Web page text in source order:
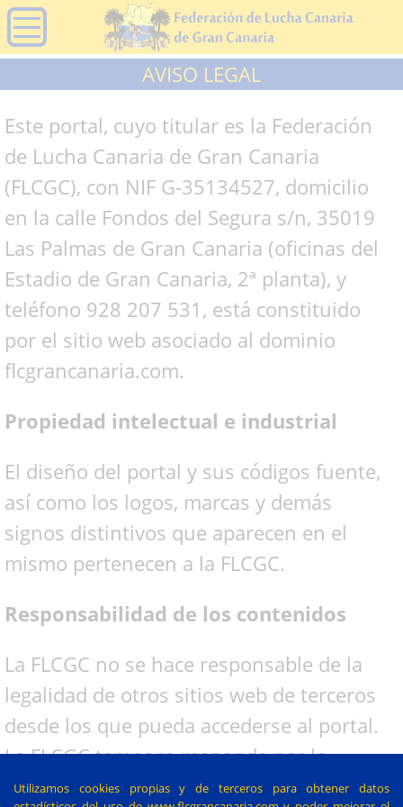
AVISO LEGAL
Este portal, cuyo titular es la Federación
de Lucha Canaria de Gran Canaria
(FLCGC), con NIF G-35134527, domicilio
en la calle Fondos del Segura s/n, 35019
Las Palmas de Gran Canaria (oficinas del
Estadio de Gran Canaria, 2ª planta), y
teléfono 928 207 531, está constituido
por el sitio web asociado al dominio
flcgrancanaria.com.
Propiedad intelectual e industrial
El diseño del portal y sus códigos fuente,
así como los logos, marcas y demás
signos distintivos que aparecen en el
mismo pertenecen a la FLCGC.
Responsabilidad de los contenidos
La FLCGC no se hace responsable de la
legalidad de otros sitios web de terceros
desde los que pueda accederse al portal.
La FLCGC tampoco responde por la
legalidad de otros sitios web de terceros,
Utilizamos cookies propias y de terceros para obtener datos